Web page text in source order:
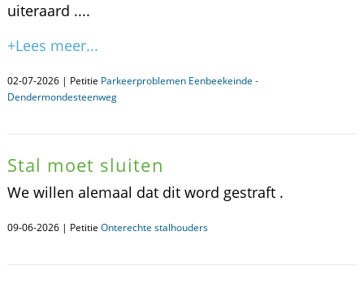
uiteraard ....
+Lees meer...
02-07-2026 | Petitie Parkeerproblemen Eenbeekeinde -
Dendermondesteenweg
Stal moet sluiten
We willen alemaal dat dit word gestraft .
09-06-2026 | Petitie Onterechte stalhouders